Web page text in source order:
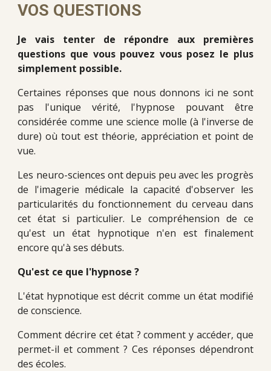
VOS QUESTIONS
Je vais tenter de répondre aux premières
questions que vous pouvez vous posez le plus
simplement possible.
Certaines réponses que nous donnons ici ne sont
pas l'unique vérité, l'hypnose pouvant être
considérée comme une science molle (à l'inverse de
dure) où tout est théorie, appréciation et point de
vue.
Les neuro-sciences ont depuis peu avec les progrès
de l'imagerie médicale la capacité d'observer les
particularités du fonctionnement du cerveau dans
cet état si particulier. Le compréhension de ce
qu'est un état hypnotique n'en est finalement
encore qu'à ses débuts.
Qu'est ce que l'hypnose ?
L'état hypnotique est décrit comme un état modifié
de conscience.
Comment décrire cet état ? comment y accéder, que
permet-il et comment ? Ces réponses dépendront
des écoles.